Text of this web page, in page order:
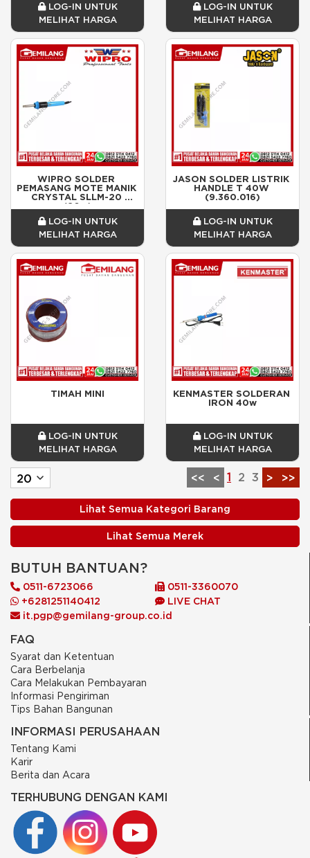
LOG-IN UNTUK
MELIHAT HARGA
LOG-IN UNTUK
MELIHAT HARGA
WIPRO SOLDER
PEMASANG MOTE MANIK
CRYSTAL SLLM-20
(20w)
LOG-IN UNTUK
MELIHAT HARGA
JASON SOLDER LISTRIK
HANDLE T 40W
(9.360.016)
LOG-IN UNTUK
MELIHAT HARGA
TIMAH MINI
LOG-IN UNTUK
MELIHAT HARGA
KENMASTER SOLDERAN
IRON 40w
LOG-IN UNTUK
MELIHAT HARGA
<< < 1 2 3 > >>
Lihat Semua Kategori Barang
Lihat Semua Merek
BUTUH BANTUAN?
0511-6723066
0511-3360070
+6281251140412
LIVE CHAT
it.pgp@gemilang-group.co.id
FAQ
Syarat dan Ketentuan
Cara Berbelanja
Cara Melakukan Pembayaran
Informasi Pengiriman
Tips Bahan Bangunan
INFORMASI PERUSAHAAN
Tentang Kami
Karir
Berita dan Acara
TERHUBUNG DENGAN KAMI